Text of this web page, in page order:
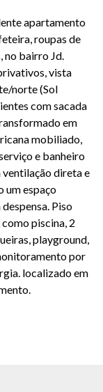
apartamento
roupas de
no bairro Jd.
vista
norte (Sol
com sacada
em
mobiliado,
e banheiro
ventilação direta e
um espaço
Piso
piscina, 2
playground,
por
localizado em